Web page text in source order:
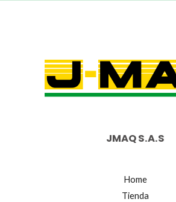
JMAQ S.A.S
Home
Tienda